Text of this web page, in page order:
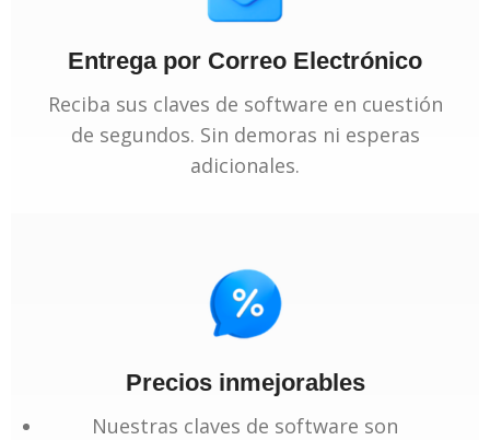
Entrega por Correo Electrónico
Reciba sus claves de software en cuestión
de segundos. Sin demoras ni esperas
adicionales.
Precios inmejorables
Nuestras claves de software son